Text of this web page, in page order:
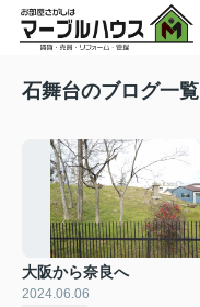
石舞台のブログ一覧
大阪から奈良へ
2024.06.06